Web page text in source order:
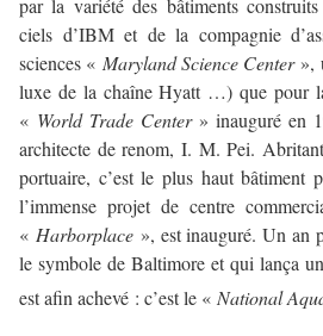
par la variété des bâtiments
ciels d’IBM et de la compagnie
sciences « Maryland Science Center»,
luxe de la chaîne Hyatt …) que pour
« World Trade Center» inauguré en
architecte de renom, I. M. Pei.
portuaire, c’est le plus haut bâtiment
l’immense projet de centre
« Harborplace», est inauguré. Un an
le symbole de Baltimore et qui lança
est afin achevé : c’est le « National